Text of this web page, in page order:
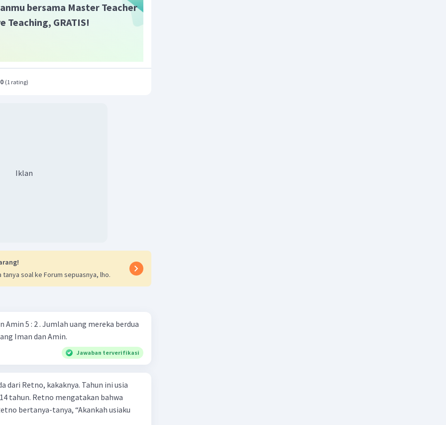
bersama Master Teacher
Teaching, GRATIS!
(1 rating)
Iklan
tanya soal ke Forum sepuasnya, lho.
Amin 5 : 2 . Jumlah uang mereka berdua
Iman dan Amin.
Jawaban terverifikasi
dari Retno, kakaknya. Tahun ini usia
tahun. Retno mengatakan bahwa
bertanya-tanya, “Akankah usiaku